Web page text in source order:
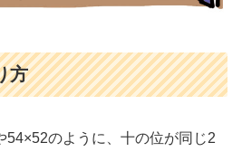
方
54×52のように、十の位が同じ2